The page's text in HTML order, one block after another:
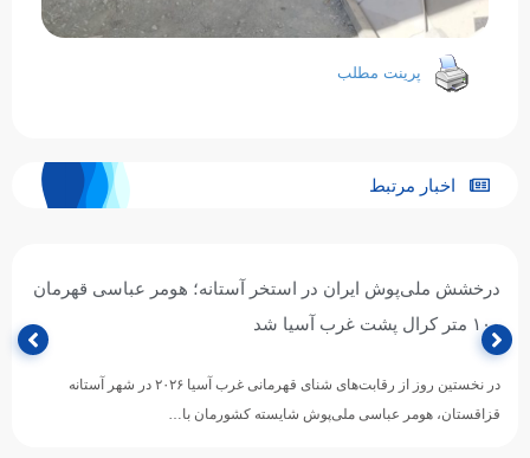
پرینت مطلب
اخبار مرتبط
درخشش ملی‌پوش ایران در استخر آستانه؛ هومر عباسی قهرمان
۱۰۰ متر کرال پشت غرب آسیا شد
در نخستین روز از رقابت‌های شنای قهرمانی غرب آسیا ۲۰۲۶ در شهر آستانه
قزاقستان، هومر عباسی ملی‌پوش شایسته کشورمان با…